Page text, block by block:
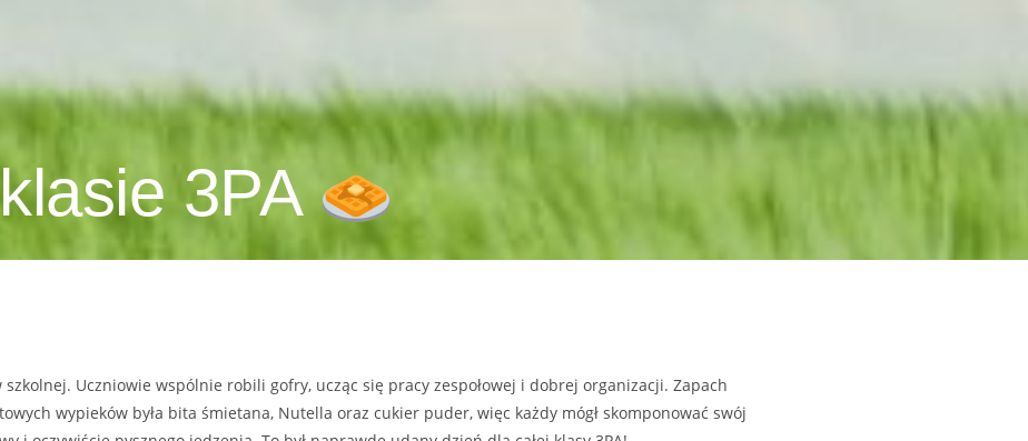
3PA
Uczniowie wspólnie robili gofry, ucząc się pracy zespołowej i dobrej organizacji. Zapach
wypieków była bita śmietana, Nutella oraz cukier puder, więc każdy mógł skomponować swój